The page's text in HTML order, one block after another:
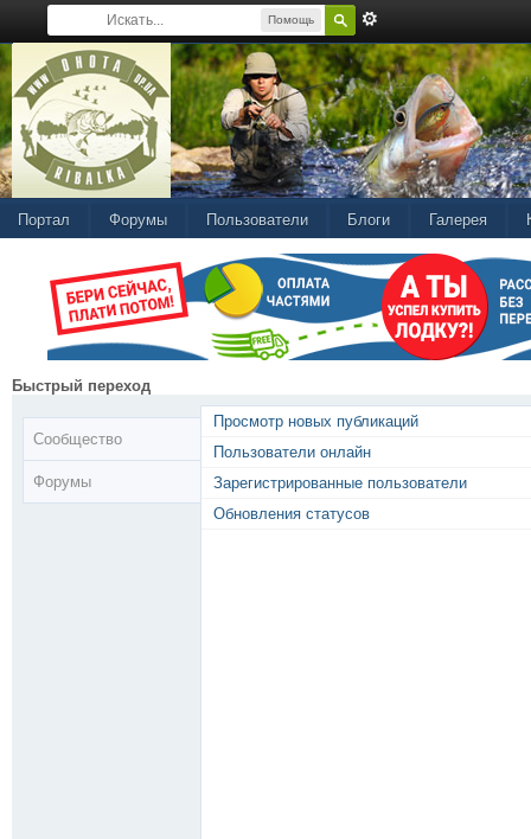
Помощь
Портал Форумы Пользователи Блоги Галерея
Быстрый переход
Сообщество
Форумы
Просмотр новых публикаций
Пользователи онлайн
Зарегистрированные пользователи
Обновления статусов